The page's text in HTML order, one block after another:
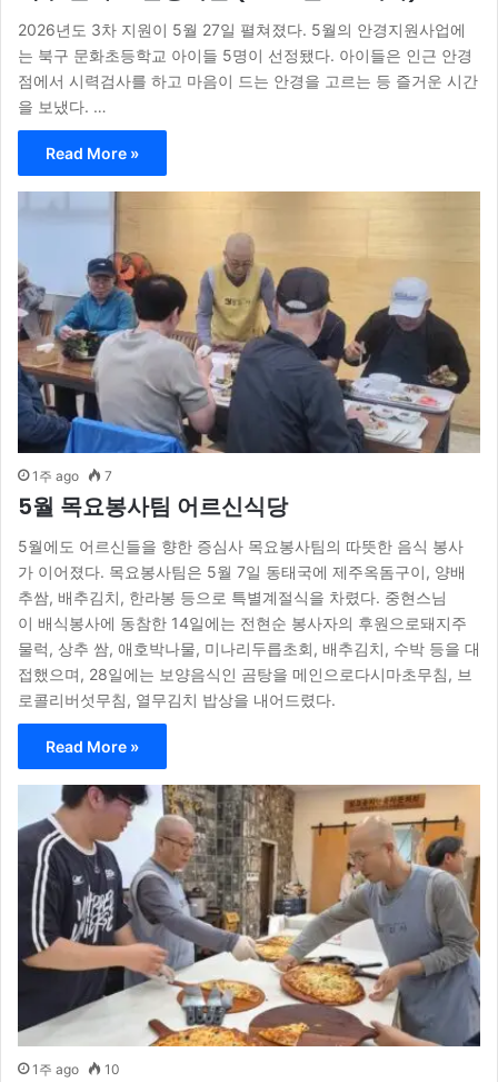
2026년도 3차 지원이 5월 27일 펼쳐졌다. 5월의 안경지원사업에
는 북구 문화초등학교 아이들 5명이 선정됐다. 아이들은 인근 안경
점에서 시력검사를 하고 마음이 드는 안경을 고르는 등 즐거운 시간
을 보냈다. …
Read More »
1주 ago 7
5월 목요봉사팀 어르신식당
5월에도 어르신들을 향한 증심사 목요봉사팀의 따뜻한 음식 봉사
가 이어졌다. 목요봉사팀은 5월 7일 동태국에 제주옥돔구이, 양배
추쌈, 배추김치, 한라봉 등으로 특별계절식을 차렸다. 중현스님
이 배식봉사에 동참한 14일에는 전현순 봉사자의 후원으로돼지주
물럭, 상추 쌈, 애호박나물, 미나리두릅초회, 배추김치, 수박 등을 대
접했으며, 28일에는 보양음식인 곰탕을 메인으로다시마초무침, 브
로콜리버섯무침, 열무김치 밥상을 내어드렸다.
Read More »
1주 ago 10